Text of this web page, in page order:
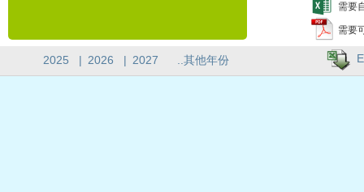
需要
需要
2025 | 2026 | 2027 ..其他年份